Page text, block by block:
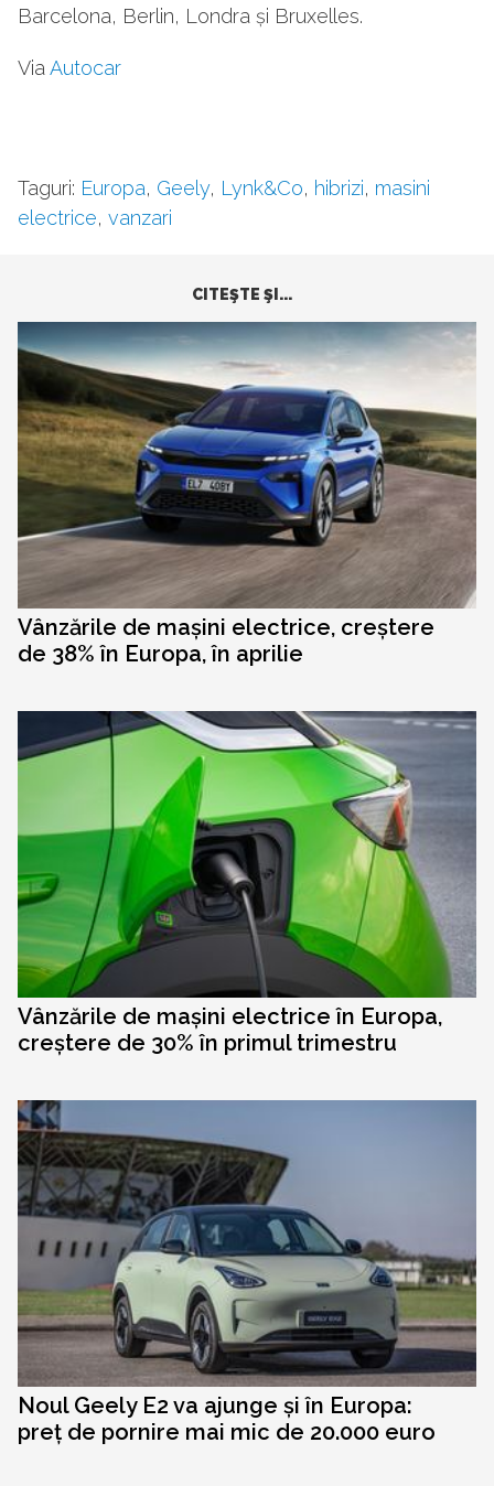
Barcelona, Berlin, Londra și Bruxelles.
ViaAutocar
Taguri: Europa, Geely, Lynk&Co, hibrizi, masini
electrice, vanzari
CITEŞTE ŞI...
Vânzările de mașini electrice, creștere
de 38% în Europa, în aprilie
Vânzările de mașini electrice în Europa,
creștere de 30% în primul trimestru
Noul Geely E2 va ajunge și în Europa:
preț de pornire mai mic de 20.000 euro